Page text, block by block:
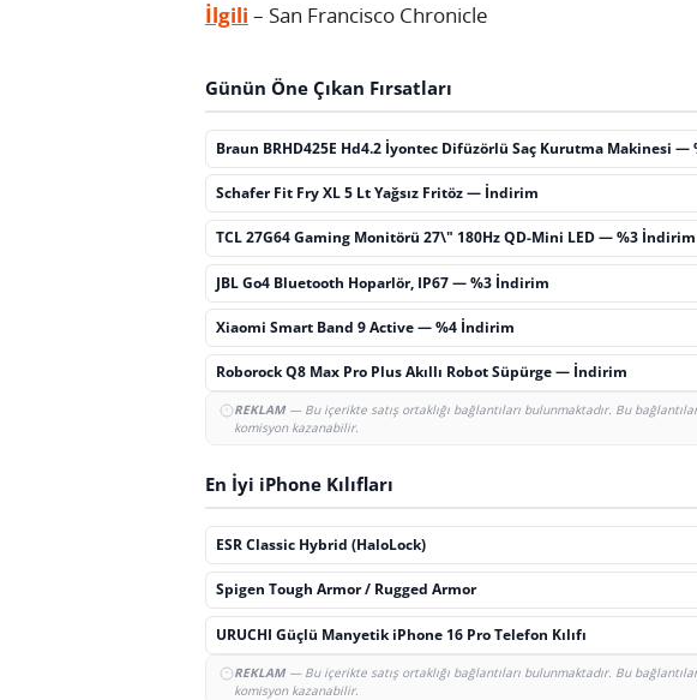
İlgili – San Francisco Chronicle
Günün Öne Çıkan Fırsatları
Braun BRHD425E Hd4.2 İyontec Difüzörlü Saç Kurutma Makinesi —
Schafer Fit Fry XL 5 Lt Yağsız Fritöz — İndirim
TCL 27G64 Gaming Monitörü 27\" 180Hz QD-Mini LED — %3 İndirim
JBL Go4 Bluetooth Hoparlör, IP67 — %3 İndirim
Xiaomi Smart Band 9 Active — %4 İndirim
Roborock Q8 Max Pro Plus Akıllı Robot Süpürge — İndirim
REKLAM— Bu içerikte satış ortaklığı bağlantıları bulunmaktadır. Bu
komisyon kazanabilir.
En İyi iPhone Kılıfları
ESR Classic Hybrid (HaloLock)
Spigen Tough Armor / Rugged Armor
URUCHI Güçlü Manyetik iPhone 16 Pro Telefon Kılıfı
REKLAM— Bu içerikte satış ortaklığı bağlantıları bulunmaktadır. Bu
komisyon kazanabilir.